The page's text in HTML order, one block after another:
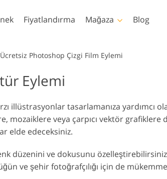
Hizmetleri
İmaj Manipülasyon
Hizmetleri
Fotoğraf
Fiyatlandırma Mağaza
Templates
Şablonlar
Sevgililer Günü Kartları
Düğün davetiyeleri
Çocukların doğum günü
Blog
Ücretsiz Photoshop Çizgi Film Eylemi
Eylemi
tasarlamanıza yardımcı
mozaiklere veya çarpıcı vektör
elde edeceksiniz.
düzenini ve dokusunu
ve şehir fotoğrafçılığı için de